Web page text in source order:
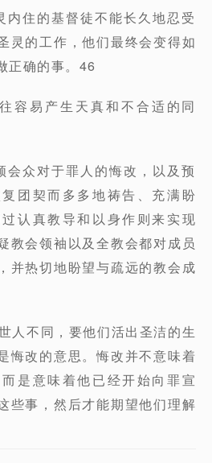
住的基督徒不能长久地忍受
灵的工作，他们最终会变得如
正确的事。46
容易产生天真和不合适的同
众对于罪人的悔改，以及预
团契而多多地祷告、充满盼
认真教导和以身作则来实现
教会领袖以及全教会都对成员
并热切地盼望与疏远的教会成
人不同，要他们活出圣洁的生
悔改的意思。悔改并不意味着
是意味着他已经开始向罪宣
些事，然后才能期望他们理解